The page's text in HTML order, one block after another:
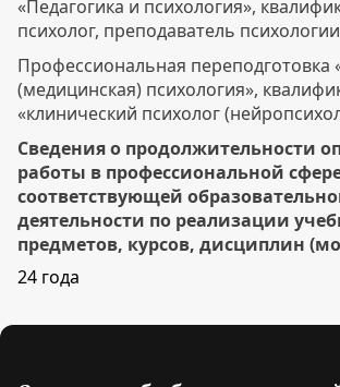
«Педагогика и психология»,
психолог, преподаватель
Профессиональная переподготовка
(медицинская) психология»,
«клинический психолог
Сведения о продолжительности
работы в профессиональной
соответствующей
деятельности по реализации
предметов, курсов, дисциплин
24 года